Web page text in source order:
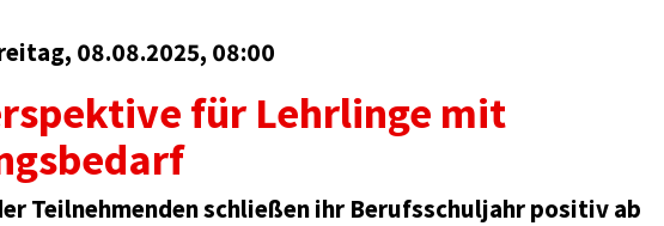
08.08.2025, 08:00
für Lehrlinge mit
Teilnehmenden schließen ihr Berufsschuljahr positiv ab